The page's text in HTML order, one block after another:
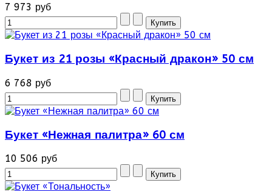
7 973 руб
Букет из 21 розы «Красный дракон» 50 см
6 768 руб
Букет «Нежная палитра» 60 см
10 506 руб